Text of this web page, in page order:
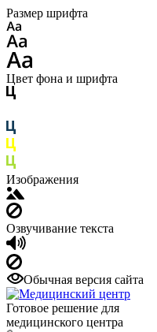
Размер шрифта
Цвет фона и шрифта
Изображения
Озвучивание текста
Обычная версия сайта
Готовое решение для
медицинского центра